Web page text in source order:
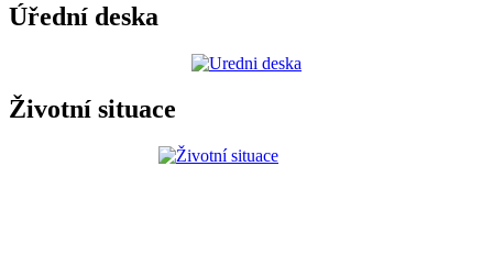
Úřední deska
Životní situace